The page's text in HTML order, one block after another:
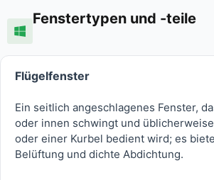
Fenstertypen und -teile
Flügelfenster
Ein seitlich angeschlagenes Fenster,
oder innen schwingt und
oder einer Kurbel bedient wird; es
Belüftung und dichte Abdichtung.